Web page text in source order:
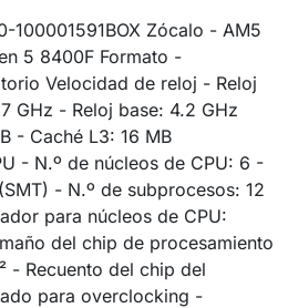
100001591BOX Zócalo - AM5
5 8400F Formato -
Velocidad de reloj - Reloj
GHz - Reloj base: 4.2 GHz
- Caché L3: 16 MB
- N.º de núcleos de CPU: 6 -
- N.º de subprocesos: 12
para núcleos de CPU:
del chip de procesamiento
- Recuento del chip del
para overclocking -